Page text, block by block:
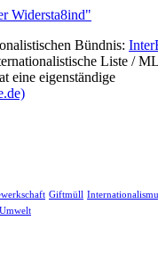
Widersta8ind"
Bündnis:
Liste /
eine eigenständige
Giftmüll
Umwelt